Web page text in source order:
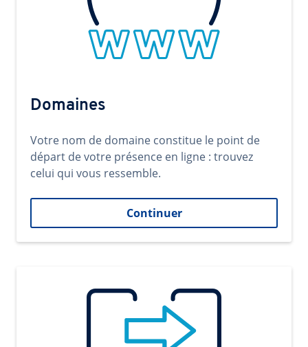
Domaines
Votre nom de domaine constitue le point de
départ de votre présence en ligne : trouvez
celui qui vous ressemble.
Continuer